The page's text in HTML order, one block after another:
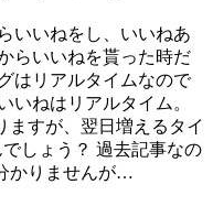
いいねをし、いいねあ
らいいねを貰った時だ
はリアルタイムなので
いねはリアルタイム。
ますが、翌日増えるタイ
しょう？ 過去記事なの
かりませんが…